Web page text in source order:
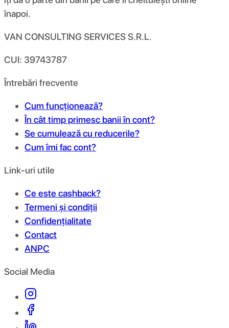
înapoi.
VAN CONSULTING SERVICES S.R.L.
CUI: 39743787
Întrebări frecvente
Cum funcționează?
În cât timp primesc banii în cont?
Se cumulează cu reducerile?
Cum îmi fac cont?
Link-uri utile
Ce este cashback?
Termeni și condiții
Confidențialitate
Contact
ANPC
Social Media